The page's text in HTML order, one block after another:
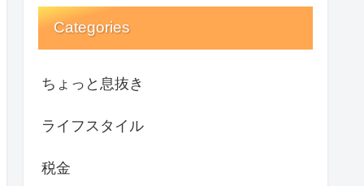
Categories
ちょっと息抜き
ライフスタイル
税金